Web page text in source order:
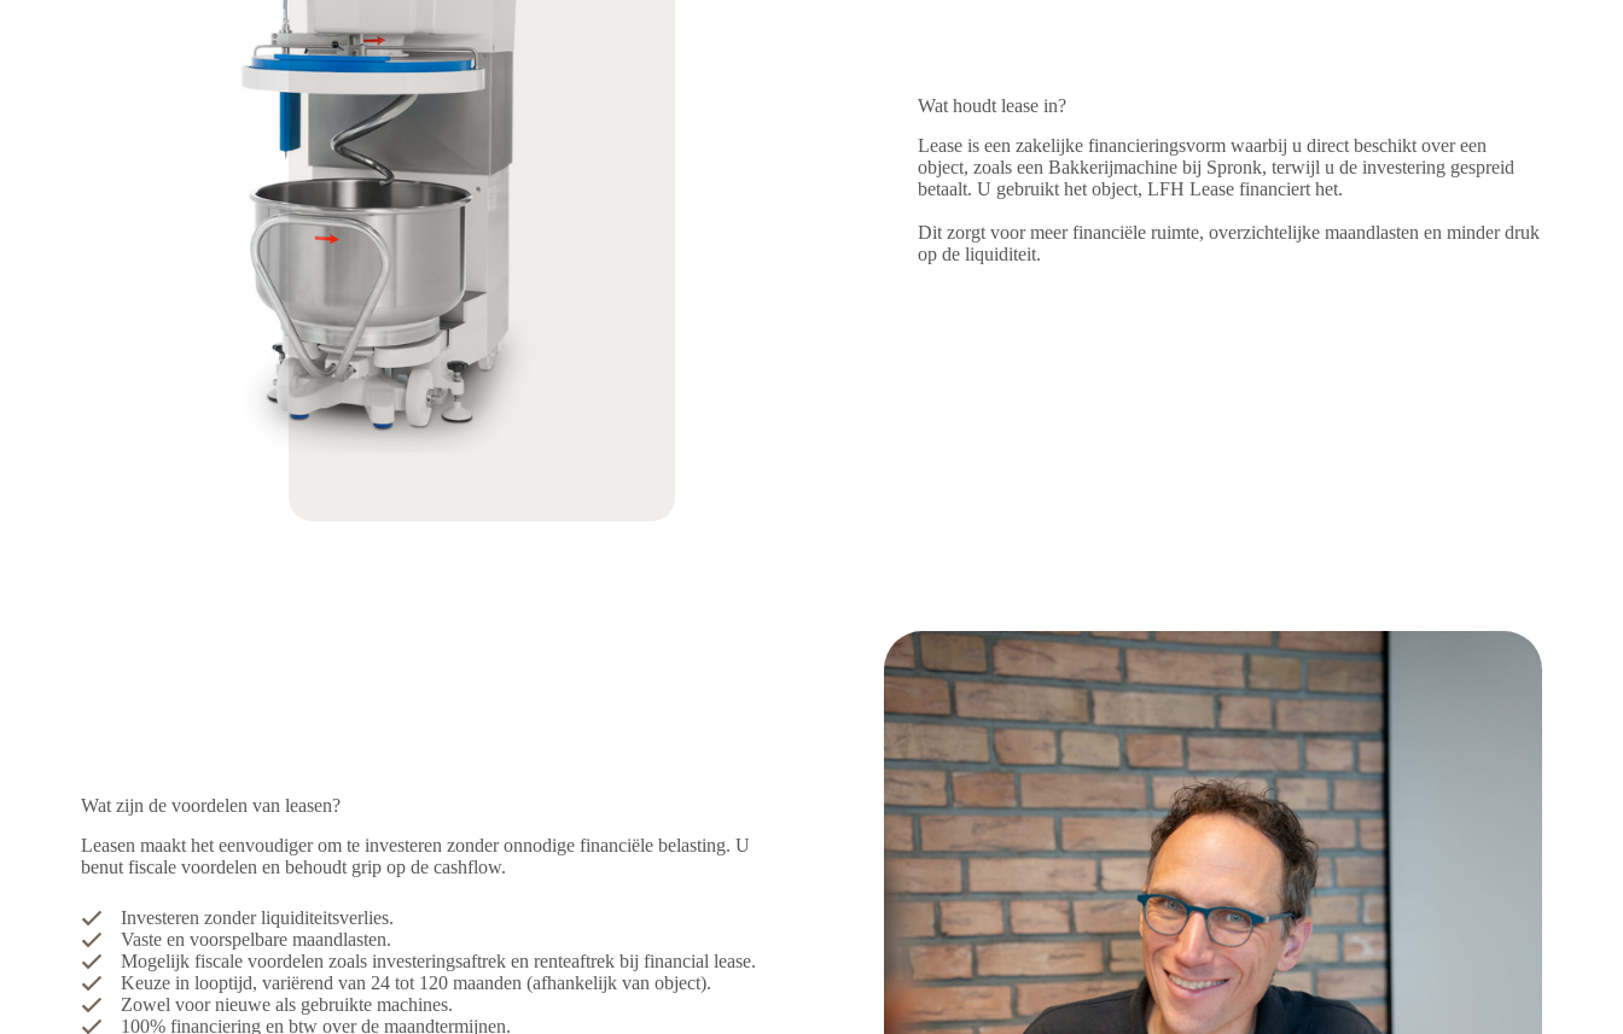
Wat houdt lease in?
Lease is een zakelijke financieringsvorm waarbij u direct beschikt over een
object, zoals een Bakkerijmachine bij Spronk, terwijl u de investering gespreid
betaalt. U gebruikt het object, LFH Lease financiert het.
Dit zorgt voor meer financiële ruimte, overzichtelijke maandlasten en minder druk
op de liquiditeit.
Wat zijn de voordelen van leasen?
Leasen maakt het eenvoudiger om te investeren zonder onnodige financiële belasting. U
benut fiscale voordelen en behoudt grip op de cashflow.
Investeren zonder liquiditeitsverlies.
Vaste en voorspelbare maandlasten.
Mogelijk fiscale voordelen zoals investeringsaftrek en renteaftrek bij financial lease.
Keuze in looptijd, variërend van 24 tot 120 maanden (afhankelijk van object).
Zowel voor nieuwe als gebruikte machines.
100% financiering en btw over de maandtermijnen.